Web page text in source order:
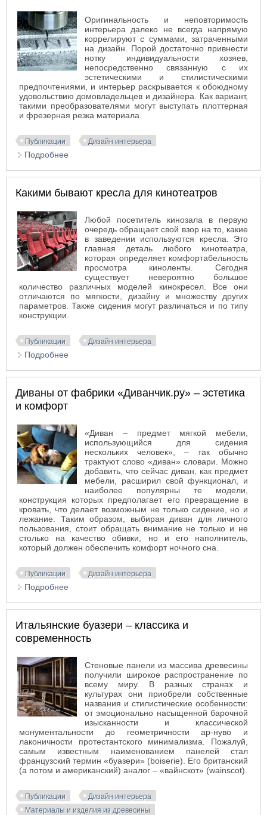
Оригинальность и неповторимость
интерьера далеко не всегда напрямую
коррелируют с суммами, затраченными
на дизайн. Порой достаточно привнести
нотку индивидуальности хозяев,
непосредственно связанную с их
эстетическими и стилистическими
предпочтениями, и интерьер раскрывается к обоюдному
удовольствию домовладельцев и дизайнера. Как вариант,
такими преобразователями могут выступать плоттерная
и фрезерная резка материала.
Публикации Дизайн интерьера
Подробнее
Какими бывают кресла для кинотеатров
Любой посетитель кинозала в первую
очередь обращает свой взор на то, какие
в заведении используются кресла. Это
главная деталь любого кинотеатра,
которая определяет комфортабельность
просмотра киноленты. Сегодня
существует невероятно большое
количество различных моделей кинокресел. Все они
отличаются по мягкости, дизайну и множеству других
параметров. Также сидения могут различаться и по типу
конструкции.
Публикации Дизайн интерьера
Подробнее
Диваны от фабрики «Диванчик.ру» – эстетика
и комфорт
«Диван – предмет мягкой мебели,
использующийся для сидения
нескольких человек», – так обычно
трактуют слово «диван» словари. Можно
добавить, что сейчас диван, как предмет
мебели, расширил свой функционал, и
наиболее популярны те модели,
конструкция которых предполагает его превращение в
кровать, что делает возможным не только сидение, но и
лежание. Таким образом, выбирая диван для личного
пользования, стоит обращать внимание не только и не
столько на качество обивки, но и его наполнитель,
который должен обеспечить комфорт ночного сна.
Публикации Дизайн интерьера
Подробнее
Итальянские буазери – классика и
современность
Стеновые панели из массива древесины
получили широкое распространение по
всему миру. В разных странах и
культурах они приобрели собственные
названия и стилистические особенности:
от эмоционально насыщенной барочной
изысканности и классической
монументальности до геометричности ар-нуво и
лаконичности протестантского минимализма. Пожалуй,
самым известным наименованием панелей стал
французский термин «буазери» (boiserie). Его британский
(а потом и американский) аналог – «вайнскот» (wainscot).
Публикации
Дизайн интерьера
Материалы и изделия из древесины